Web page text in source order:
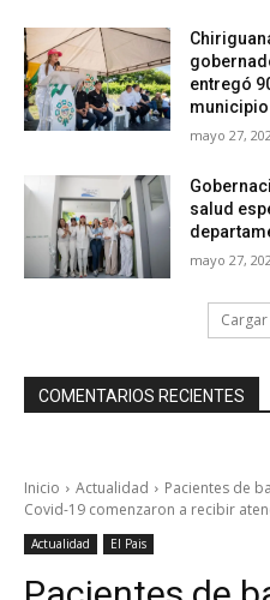
entregó
municipio
mayo 27,
salud
mayo 27,
COMENTARIOS RECIENTES